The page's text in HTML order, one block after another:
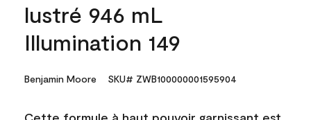
lustré 946 mL
Illumination 149
Benjamin Moore SKU# ZWB100000001595904